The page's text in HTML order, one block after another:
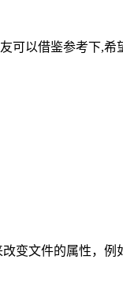
可以借鉴参考下,
变文件的属性，